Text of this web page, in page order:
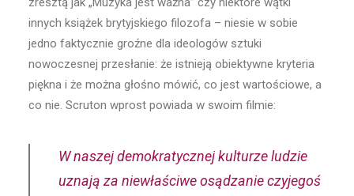
innych książek brytyjskiego filozofa – niesie w sobie
jedno faktycznie groźne dla ideologów sztuki
nowoczesnej przesłanie: że istnieją obiektywne kryteria
piękna i że można głośno mówić, co jest wartościowe, a
co nie. Scruton wprost powiada w swoim filmie:
W naszej demokratycznej kulturze ludzie
uznają za niewłaściwe osądzanie czyjegoś